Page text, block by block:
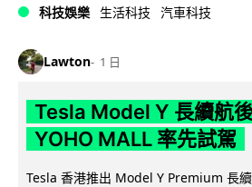
科技娛樂 生活科技 汽車科技
Lawton 1 日
Tesla Model Y 長續航
YOHO MALL 率先試駕
Tesla 香港推出 Model Y Premium 長